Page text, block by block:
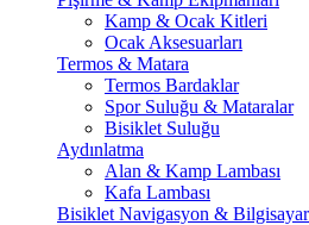
Kamp & Ocak Kitleri
Ocak Aksesuarları
Termos & Matara
Termos Bardaklar
Spor Suluğu & Mataralar
Bisiklet Suluğu
Aydınlatma
Alan & Kamp Lambası
Kafa Lambası
Bisiklet Navigasyon &